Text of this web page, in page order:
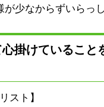
区時間 葛飾区時間
|モバイル
© 2013 art blue Inc.